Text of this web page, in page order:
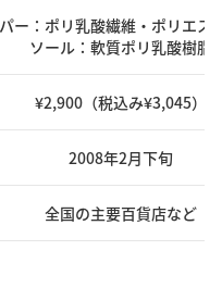
ー：ポリ乳酸繊維・ポリエス
ソール：軟質ポリ乳酸樹脂
¥2,900（税込み¥3,045）
2008年2月下旬
全国の主要百貨店など